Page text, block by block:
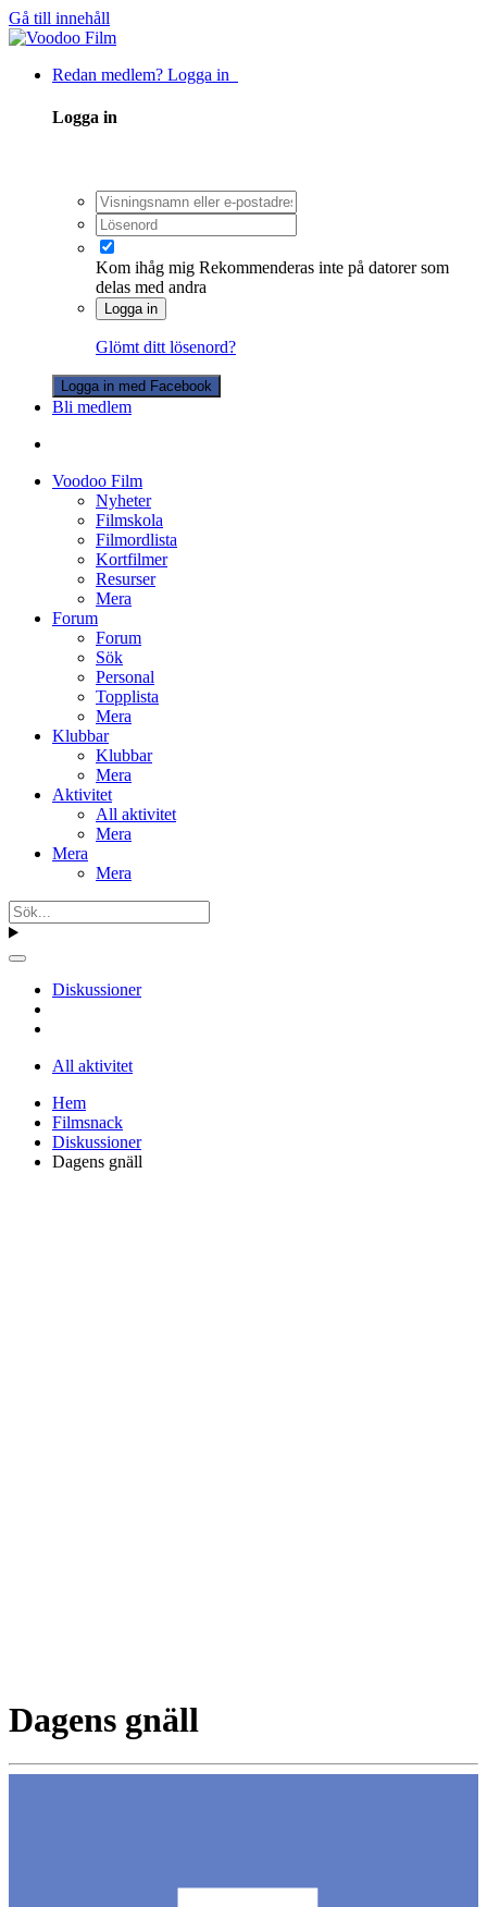
Gå till innehåll
Redan medlem? Logga in
Logga in
Kom ihåg mig Rekommenderas inte på datorer som
delas med andra
Logga in
Glömt ditt lösenord?
Logga in med Facebook
Bli medlem
Voodoo Film
Nyheter
Filmskola
Filmordlista
Kortfilmer
Resurser
Mera
Forum
Forum
Sök
Personal
Topplista
Mera
Klubbar
Klubbar
Mera
Aktivitet
All aktivitet
Mera
Mera
Mera
Diskussioner
All aktivitet
Hem
Filmsnack
Diskussioner
Dagens gnäll
Dagens gnäll